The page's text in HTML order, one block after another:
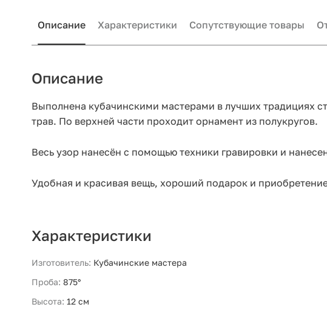
Описание Характеристики Сопутствующие товары
Описание
Выполнена кубачинскими мастерами в лучших традициях
трав. По верхней части проходит орнамент из полукругов.
Весь узор нанесён с помощью техники гравировки и
Удобная и красивая вещь, хороший подарок и
Характеристики
Изготовитель: Кубачинские мастера
Проба: 875°
Высота: 12 см